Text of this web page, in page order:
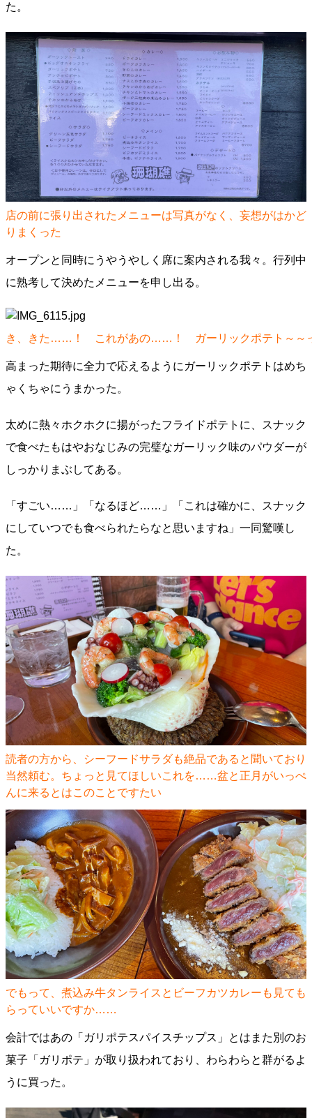
た。
店の前に張り出されたメニューは写真がなく、妄想がはかど
りまくった
オープンと同時にうやうやしく席に案内される我々。行列中
に熟考して決めたメニューを申し出る。
き、きた……！ これがあの……！ ガーリックポテト～～
高まった期待に全力で応えるようにガーリックポテトはめち
ゃくちゃにうまかった。
太めに熱々ホクホクに揚がったフライドポテトに、スナック
で食べたもはやおなじみの完璧なガーリック味のパウダーが
しっかりまぶしてある。
「すごい……」「なるほど……」「これは確かに、スナック
にしていつでも食べられたらなと思いますね」一同驚嘆し
た。
読者の方から、シーフードサラダも絶品であると聞いており
当然頼む。ちょっと見てほしいこれを……盆と正月がいっぺ
んに来るとはこのことですたい
でもって、煮込み牛タンライスとビーフカツカレーも見ても
らっていいですか……
会計ではあの「ガリポテスパイスチップス」とはまた別のお
菓子「ガリポテ」が取り扱われており、わらわらと群がるよ
うに買った。